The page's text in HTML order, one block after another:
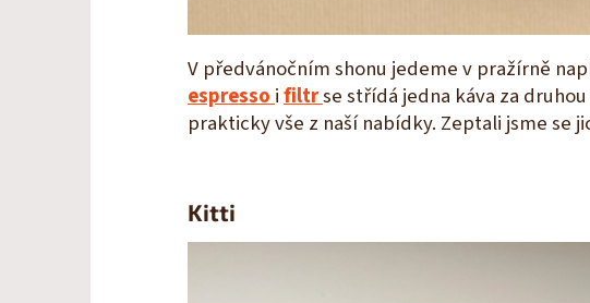
V předvánočním shonu jedeme v pražírně
espresso ifiltrse střídá jedna káva za
prakticky vše z naší nabídky. Zeptali jsme se
Kitti